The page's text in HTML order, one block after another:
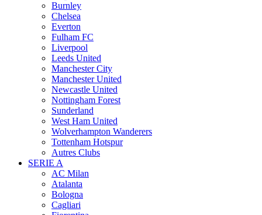
Burnley
Chelsea
Everton
Fulham FC
Liverpool
Leeds United
Manchester City
Manchester United
Newcastle United
Nottingham Forest
Sunderland
West Ham United
Wolverhampton Wanderers
Tottenham Hotspur
Autres Clubs
SERIE A
AC Milan
Atalanta
Bologna
Cagliari